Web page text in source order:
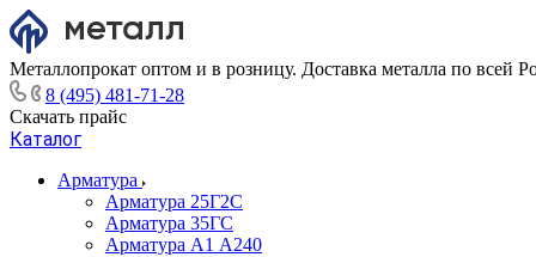
Металлопрокат оптом и в розницу. Доставка металла по всей
8 (495) 481-71-28
Скачать прайс
Каталог
Арматура
Арматура 25Г2С
Арматура 35ГС
Арматура А1 А240